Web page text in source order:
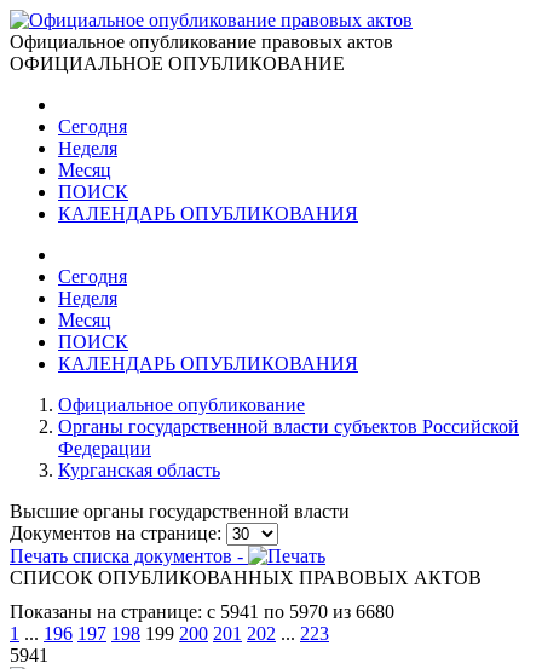
Официальное опубликование правовых актов
ОФИЦИАЛЬНОЕ ОПУБЛИКОВАНИЕ
Сегодня
Неделя
Месяц
ПОИСК
КАЛЕНДАРЬ ОПУБЛИКОВАНИЯ
Сегодня
Неделя
Месяц
ПОИСК
КАЛЕНДАРЬ ОПУБЛИКОВАНИЯ
Официальное опубликование
Органы государственной власти субъектов Российской
Федерации
Курганская область
Высшие органы государственной власти
Документов на странице:
Печать списка документов -
СПИСОК ОПУБЛИКОВАННЫХ ПРАВОВЫХ АКТОВ
Показаны на странице: с 5941 по 5970 из 6680
1 ... 196 197 198 199 200 201 202 ... 223
5941